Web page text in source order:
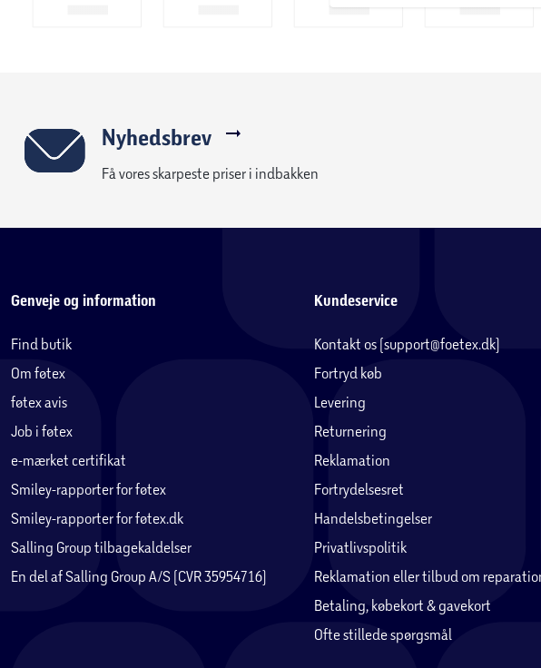
Nyhedsbrev
Få vores skarpeste priser i indbakken
Genveje og information
Find butik
Om føtex
føtex avis
Job i føtex
e-mærket certifikat
Smiley-rapporter for føtex
Smiley-rapporter for føtex.dk
Salling Group tilbagekaldelser
En del af Salling Group A/S (CVR 35954716)
Kundeservice
Kontakt os (support@foetex.dk)
Fortryd køb
Levering
Returnering
Reklamation
Fortrydelsesret
Handelsbetingelser
Privatlivspolitik
Reklamation eller tilbud om
Betaling, købekort & gavekort
Ofte stillede spørgsmål